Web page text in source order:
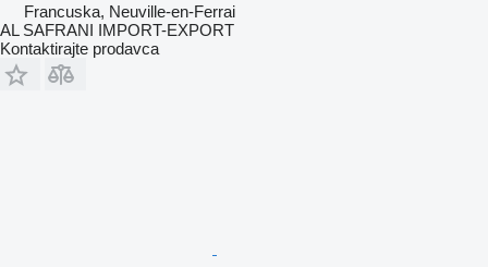
Francuska, Neuville-en-Ferrai
AL SAFRANI IMPORT-EXPORT
Kontaktirajte prodavca